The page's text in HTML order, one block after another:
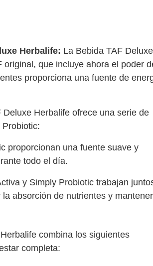
Herbalife: La Bebida TAF Deluxe
que incluye ahora el poder
proporciona una fuente de
Deluxe Herbalife ofrece una serie de
proporcionan una fuente suave y
todo el día.
y Simply Probiotic trabajan
absorción de nutrientes y mantener
combina los siguientes
completa: